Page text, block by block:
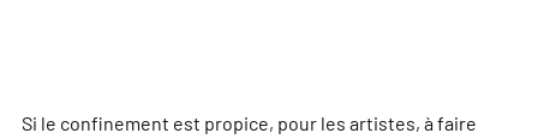
Si le confinement est propice, pour les artistes, à faire